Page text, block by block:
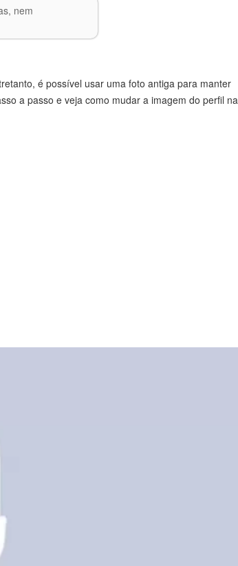
nem
é possível usar uma foto antiga para manter
a passo e veja como mudar a imagem do perfil na